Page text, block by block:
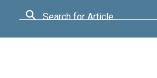
Search for Article